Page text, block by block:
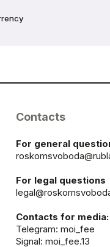
Contacts
For general
For legal questions
Contacts for media:
Telegram: moi_fee
Signal: moi_fee.13